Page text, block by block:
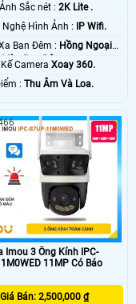
Ảnh Sắc nét :2K Lite .
🌠 Công Nghệ Hình Ảnh :
IP Wifi.
🔴 Tầm Xa Ban Đêm : Hồng Ngoại
Màu Ban Ðêm.
Kế CameraXoay 360.
️💮 Đặt Điểm :Thu Âm Và Loa.
Imou 3 Ống Kính IPC-
11MP Có Báo
Giá Bán: 2,500,000 ₫